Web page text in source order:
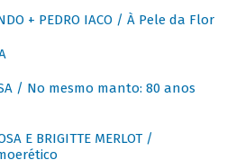
+ PEDRO IACO / À Pele da Flor
/ No mesmo manto: 80 anos
E BRIGITTE MERLOT /